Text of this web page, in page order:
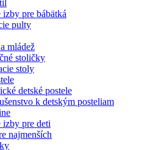
pre bábätká
pulty
mládež
stoličky
stoly
detské postele
k detským posteliam
pre deti
najmenších